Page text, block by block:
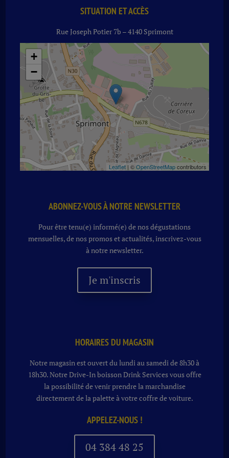
SITUATION ET ACCÈS
Rue Joseph Potier 7b – 4140 Sprimont
+
−
Leaflet| ©OpenStreetMapcontributors
ABONNEZ-VOUS À NOTRE NEWSLETTER
Pour être tenu(e) informé(e) de nos dégustations
mensuelles, de nos promos et actualités, inscrivez-vous
à notre newsletter.
Je m'inscris
HORAIRES DU MAGASIN
Notre magasin est ouvert du lundi au samedi de 8h30 à
18h30. NotreDrive-In boissonDrink Services vous offre
la possibilité de venir prendre la marchandise
directement de la palette à votre coffre de voiture.
APPELEZ-NOUS !
04 384 48 25